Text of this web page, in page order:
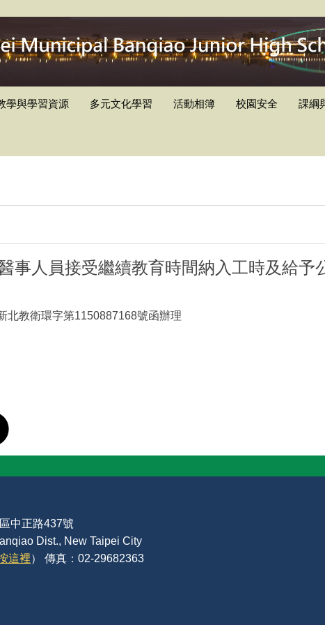
學與學習資源 多元文化學習 活動相簿 校園安全 課綱
事人員接受繼續教育時間納入工時及給予
北教衛環字第1150887168號函辦理
中正路437號
Dist., New Taipei City
這裡） 傳真：02-29682363